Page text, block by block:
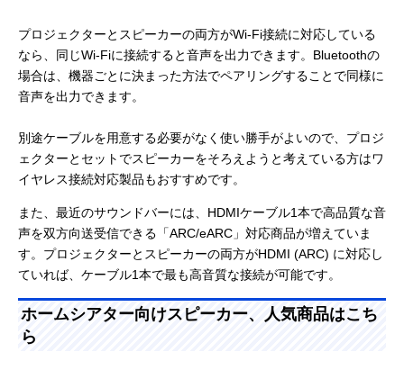
プロジェクターとスピーカーの両方がWi-Fi接続に対応している
なら、同じWi-Fiに接続すると音声を出力できます。Bluetoothの
場合は、機器ごとに決まった方法でペアリングすることで同様に
音声を出力できます。
別途ケーブルを用意する必要がなく使い勝手がよいので、プロジ
ェクターとセットでスピーカーをそろえようと考えている方はワ
イヤレス接続対応製品もおすすめです。
また、最近のサウンドバーには、HDMIケーブル1本で高品質な音
声を双方向送受信できる「ARC/eARC」対応商品が増えていま
す。プロジェクターとスピーカーの両方がHDMI (ARC) に対応し
ていれば、ケーブル1本で最も高音質な接続が可能です。
ホームシアター向けスピーカー、人気商品はこち
ら